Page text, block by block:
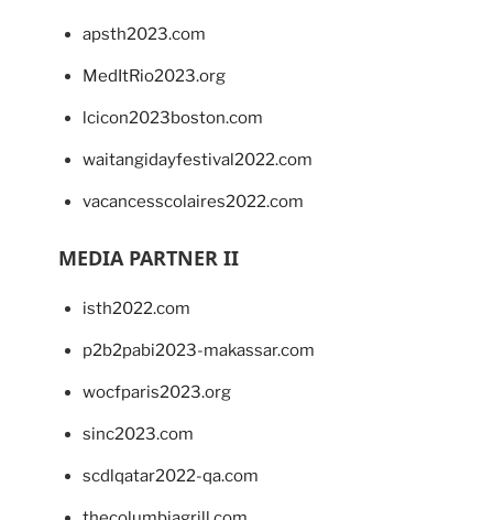
apsth2023.com
MedItRio2023.org
lcicon2023boston.com
waitangidayfestival2022.com
vacancesscolaires2022.com
MEDIA PARTNER II
isth2022.com
p2b2pabi2023-makassar.com
wocfparis2023.org
sinc2023.com
scdlqatar2022-qa.com